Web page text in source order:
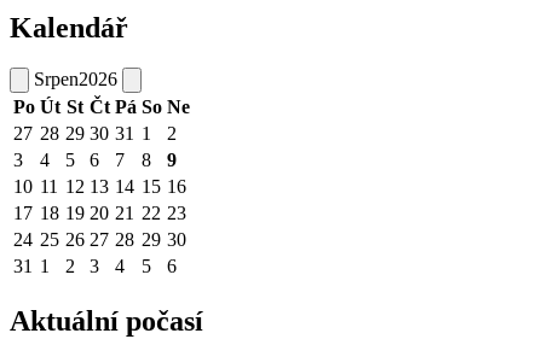
Kalendář
Srpen2026
Po Út St Čt Pá So Ne
27 28 29 30 31 1
2
3
4 5 6 7 8
9
10 11 12 13 14 15 16
17 18 19 20 21 22 23
24 25 26 27 28 29 30
31 1 2 3 4 5 6
Aktuální počasí